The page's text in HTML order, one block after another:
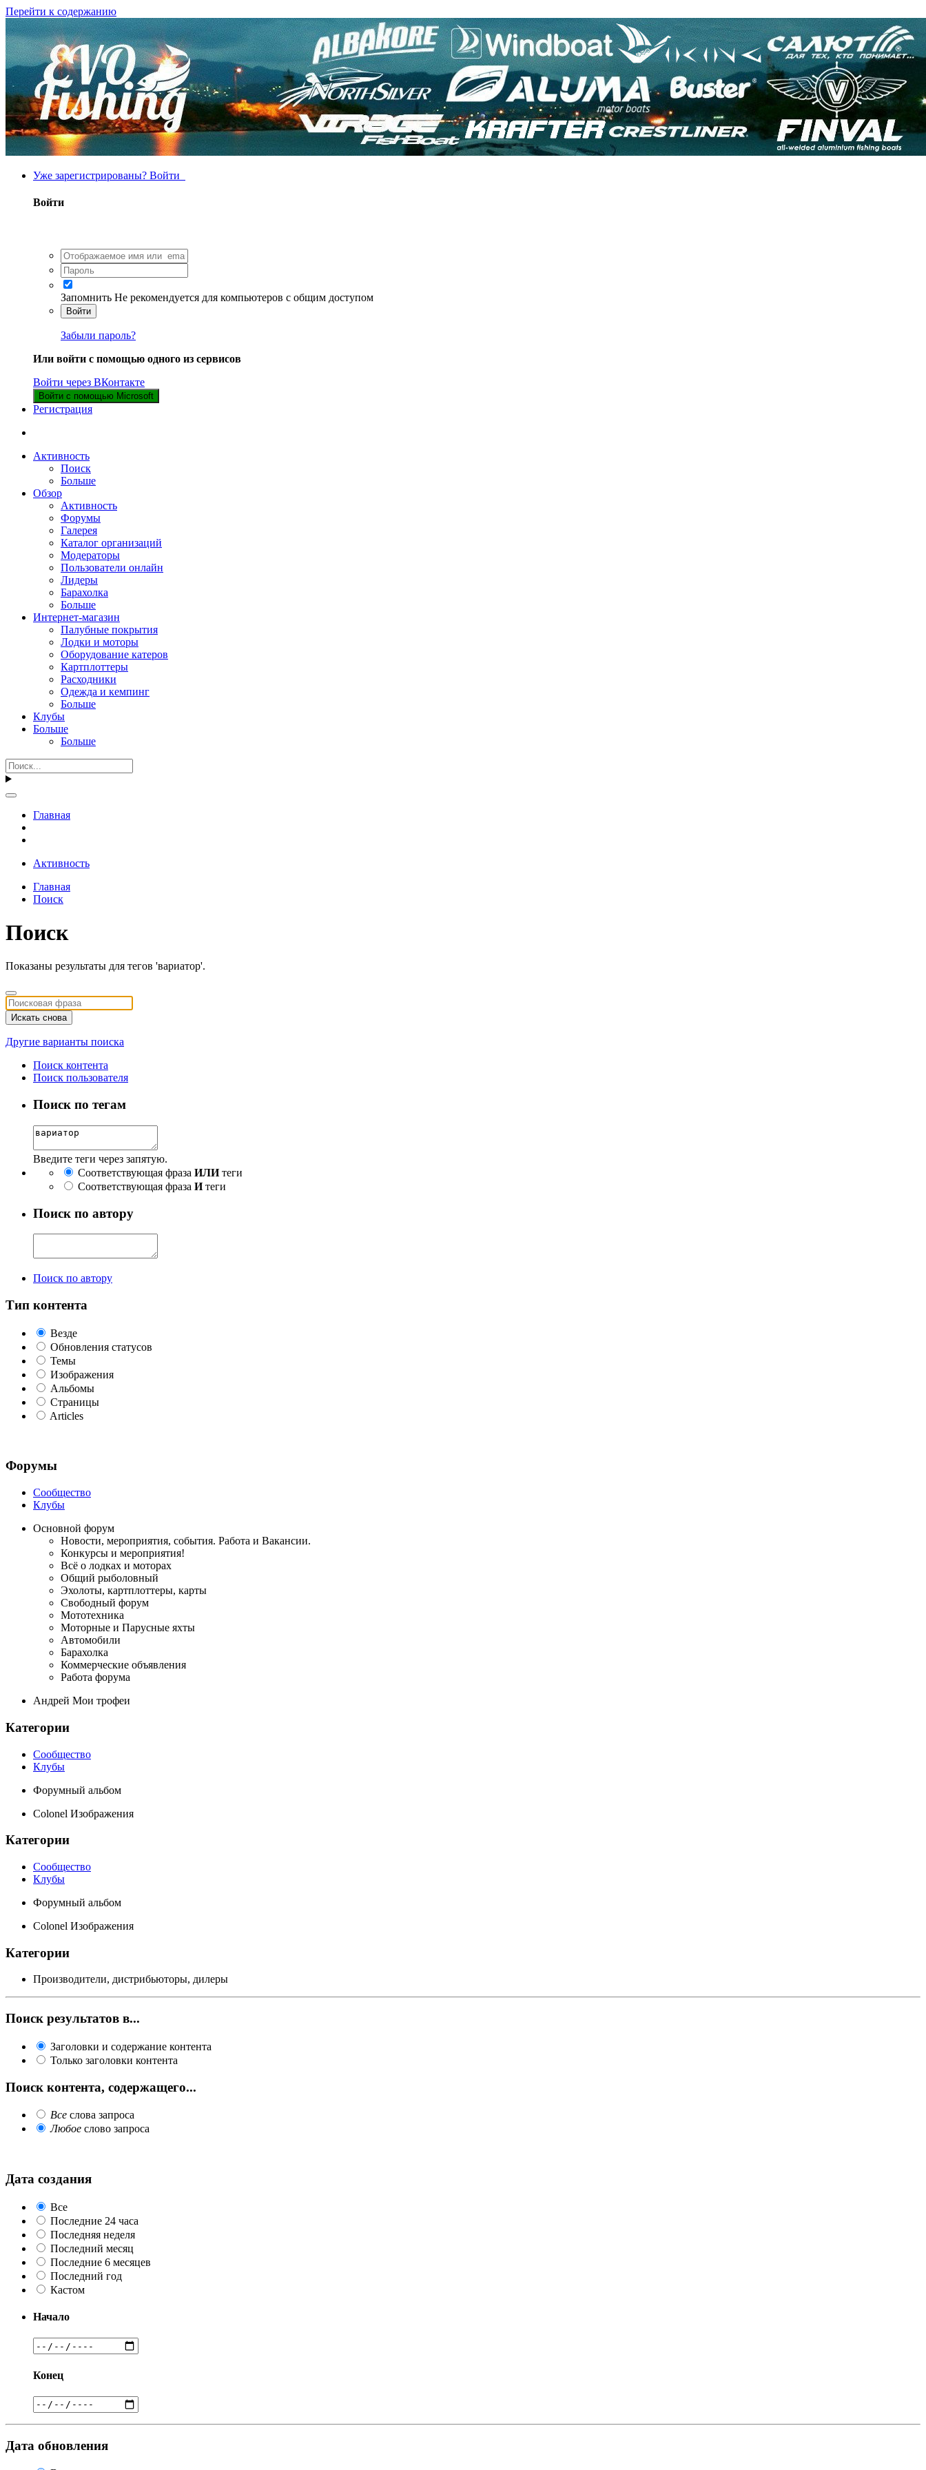
Перейти к содержанию
Уже зарегистрированы? Войти
Войти
Запомнить Не рекомендуется для компьютеров с общим доступом
Войти
Забыли пароль?
Или войти с помощью одного из сервисов
Войти через ВКонтакте
Войти с помощью Microsoft
Регистрация
Активность
Поиск
Больше
Обзор
Активность
Форумы
Галерея
Каталог организаций
Модераторы
Пользователи онлайн
Лидеры
Барахолка
Больше
Интернет-магазин
Палубные покрытия
Лодки и моторы
Оборудование катеров
Картплоттеры
Расходники
Одежда и кемпинг
Больше
Клубы
Больше
Больше
Главная
Активность
Главная
Поиск
Поиск
Показаны результаты для тегов 'вариатор'.
Искать снова
Другие варианты поиска
Поиск контента
Поиск пользователя
Поиск по тегам
Введите теги через запятую.
Соответствующая фраза ИЛИтеги
Соответствующая фраза Итеги
Поиск по автору
Поиск по автору
Тип контента
Везде
Обновления статусов
Темы
Изображения
Альбомы
Страницы
Articles
Форумы
Сообщество
Клубы
Основной форум
Новости, мероприятия, события. Работа и Вакансии.
Конкурсы и мероприятия!
Всё о лодках и моторах
Общий рыболовный
Эхолоты, картплоттеры, карты
Свободный форум
Мототехника
Моторные и Парусные яхты
Автомобили
Барахолка
Коммерческие объявления
Работа форума
Андрей Мои трофеи
Категории
Сообщество
Клубы
Форумный альбом
Colonel Изображения
Категории
Сообщество
Клубы
Форумный альбом
Colonel Изображения
Категории
Производители, дистрибьюторы, дилеры
Поиск результатов в...
Заголовки и содержание контента
Только заголовки контента
Поиск контента, содержащего...
Все слова запроса
Любое слово запроса
Дата создания
Все
Последние 24 часа
Последняя неделя
Последний месяц
Последние 6 месяцев
Последний год
Кастом
Начало
Конец
Дата обновления